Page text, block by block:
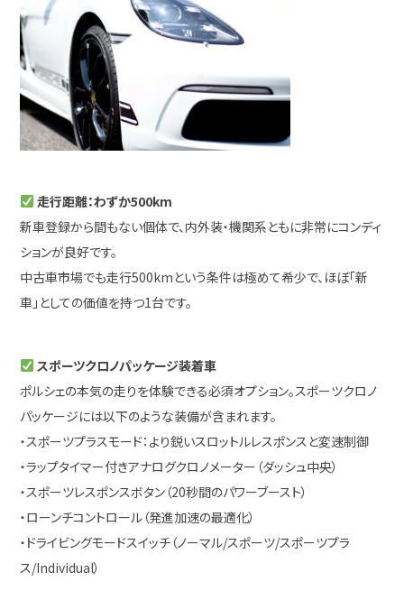
走行距離：わずか500km
新車登録から間もない個体で、内外装・機関系ともに非常にコンディ
ションが良好です。
中古車市場でも走行500kmという条件は極めて希少で、ほぼ「新
車」としての価値を持つ1台です。
スポーツクロノパッケージ装着車
ポルシェの本気の走りを体験できる必須オプション。スポーツクロノ
パッケージには以下のような装備が含まれます。
・スポーツプラスモード：より鋭いスロットルレスポンスと変速制御
・ラップタイマー付きアナログクロノメーター（ダッシュ中央）
・スポーツレスポンスボタン（20秒間のパワーブースト）
・ローンチコントロール（発進加速の最適化）
・ドライビングモードスイッチ（ノーマル/スポーツ/スポーツプラ
ス/Individual）